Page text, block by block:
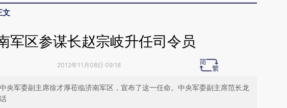
文
军区参谋长赵宗岐升任司令员
2012年11月08日 09:18
央军委副主席徐才厚莅临济南军区，宣布了这一任命。中央军委副主席范长龙